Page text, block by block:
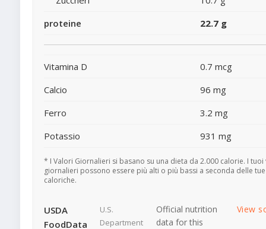
proteine
22.7 g
Vitamina D
0.7 mcg
Calcio
96 mg
Ferro
3.2 mg
Potassio
931 mg
* I Valori Giornalieri si basano su una dieta da 2.000 calorie. I
giornalieri possono essere più alti o più bassi a seconda delle
caloriche.
USDA
FoodData
U.S.
Department
Official nutrition
data for this
View